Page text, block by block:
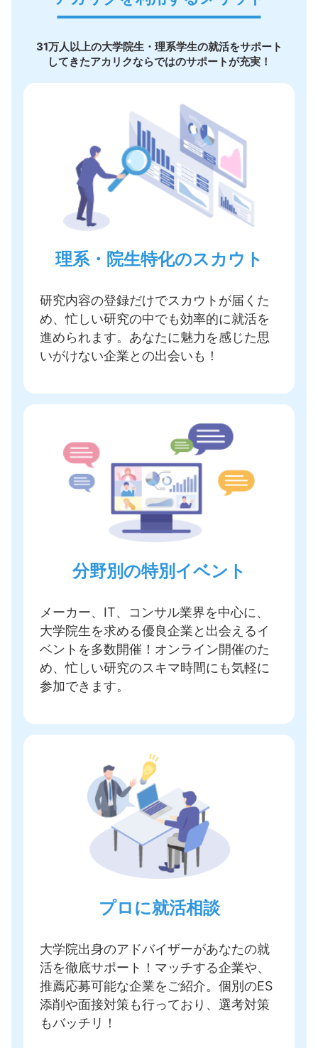
31万人以上の大学院生・理系学生の就活をサポート
してきたアカリクならではのサポートが充実！
理系・院生特化のスカウト
研究内容の登録だけでスカウトが届く た
め、忙しい研究の中でも効率的に就活を
進められます。あなたに魅力を感じた思
いがけない企業との出会いも！
分野別の特別イベント
メーカー、IT、コンサル業界を中心に、
大学院生を求める優良企業と出会えるイ
ベントを多数開催 ！オンライン開催のた
め、忙しい研究のスキマ時間にも気軽に
参加できます。
プロに就活相談
大学院出身のアドバイザーがあなたの就
活を徹底サポート！ マッチする企業や、
推薦応募可能な企業をご紹介。個別のES
添削や面接対策も行っており、選考対策
もバッチリ！